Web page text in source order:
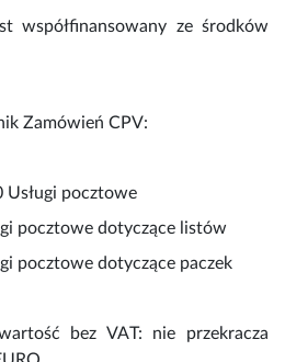
współfinansowany ze środków
Zamówień CPV:
Usługi pocztowe
pocztowe dotyczące listów
pocztowe dotyczące paczek
bez VAT: nie przekracza